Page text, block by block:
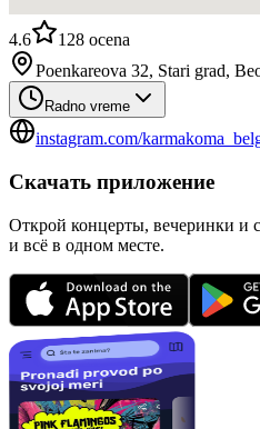
4.6 128 ocena
Poenkareova 32, Stari grad,
Radno vreme
instagram.com/
Скачать приложение
Открой концерты, вечеринки и
и всё в одном месте.